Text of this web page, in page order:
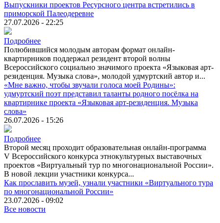
Выпускники проектов Ресурсного центра встретились в
приморской Палеодеревне
27.07.2026 - 22:25
Подробнее
Полюбившийся молодым авторам формат онлайн-
квартирников поддержал резидент второй волны
Всероссийского социально значимого проекта «Языковая арт-
резиденция. Музыка слова», молодой удмуртский автор и...
«Мне важно, чтобы звучали голоса моей Родины»:
удмуртский поэт представил таланты родного посёлка на
квартирнике проекта «Языковая арт-резиденция. Музыка
слова»
26.07.2026 - 15:26
Подробнее
Второй месяц проходит образовательная онлайн-программа
V Всероссийского конкурса этнокультурных выставочных
проектов «Виртуальный тур по многонациональной России».
В новой лекции участники конкурса...
Как прославить музей, узнали участники «Виртуального тура
по многонациональной России»
23.07.2026 - 09:02
Все новости